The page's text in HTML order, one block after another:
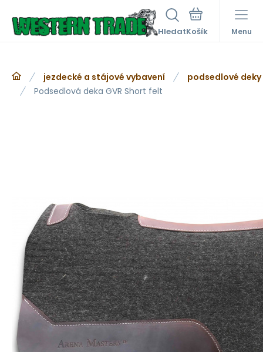
Hledat Menu
jezdecké a stájové vybavení
podsedlové deky
Podsedlová deka GVR Short felt